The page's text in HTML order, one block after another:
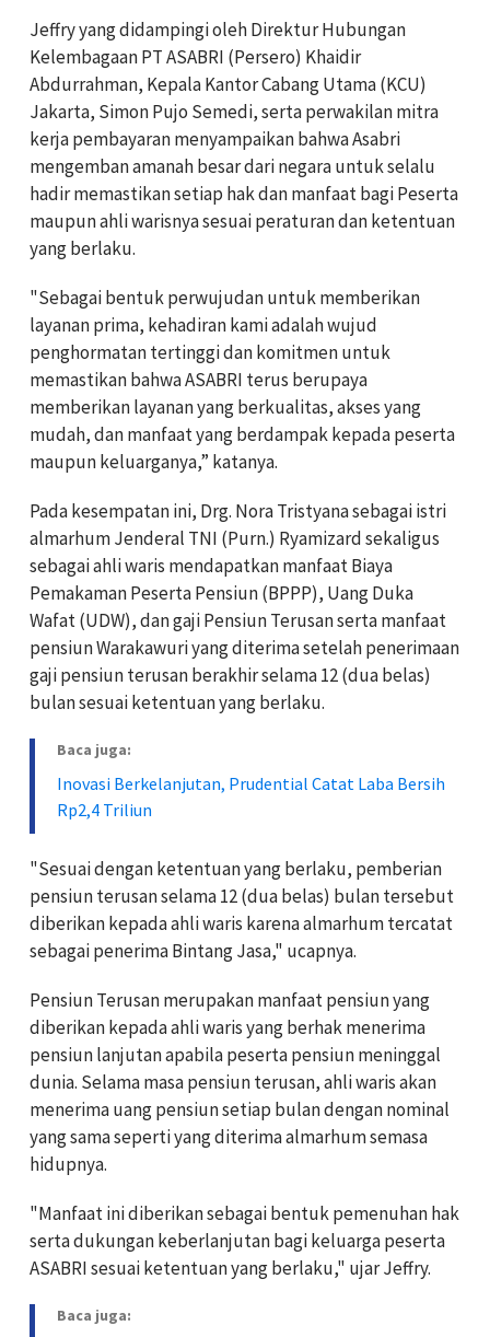
Jeffry yang didampingi oleh Direktur Hubungan
Kelembagaan PT ASABRI (Persero) Khaidir
Abdurrahman, Kepala Kantor Cabang Utama (KCU)
Jakarta, Simon Pujo Semedi, serta perwakilan mitra
kerja pembayaran menyampaikan bahwa Asabri
mengemban amanah besar dari negara untuk selalu
hadir memastikan setiap hak dan manfaat bagi Peserta
maupun ahli warisnya sesuai peraturan dan ketentuan
yang berlaku.
"Sebagai bentuk perwujudan untuk memberikan
layanan prima, kehadiran kami adalah wujud
penghormatan tertinggi dan komitmen untuk
memastikan bahwa ASABRI terus berupaya
memberikan layanan yang berkualitas, akses yang
mudah, dan manfaat yang berdampak kepada peserta
maupun keluarganya,” katanya.
Pada kesempatan ini, Drg. Nora Tristyana sebagai istri
almarhum Jenderal TNI (Purn.) Ryamizard sekaligus
sebagai ahli waris mendapatkan manfaat Biaya
Pemakaman Peserta Pensiun (BPPP), Uang Duka
Wafat (UDW), dan gaji Pensiun Terusan serta manfaat
pensiun Warakawuri yang diterima setelah penerimaan
gaji pensiun terusan berakhir selama 12 (dua belas)
bulan sesuai ketentuan yang berlaku.
Baca juga:
Inovasi Berkelanjutan, Prudential Catat Laba Bersih
Rp2,4 Triliun
"Sesuai dengan ketentuan yang berlaku, pemberian
pensiun terusan selama 12 (dua belas) bulan tersebut
diberikan kepada ahli waris karena almarhum tercatat
sebagai penerima Bintang Jasa," ucapnya.
Pensiun Terusan merupakan manfaat pensiun yang
diberikan kepada ahli waris yang berhak menerima
pensiun lanjutan apabila peserta pensiun meninggal
dunia. Selama masa pensiun terusan, ahli waris akan
menerima uang pensiun setiap bulan dengan nominal
yang sama seperti yang diterima almarhum semasa
hidupnya.
"Manfaat ini diberikan sebagai bentuk pemenuhan hak
serta dukungan keberlanjutan bagi keluarga peserta
ASABRI sesuai ketentuan yang berlaku," ujar Jeffry.
Baca juga: